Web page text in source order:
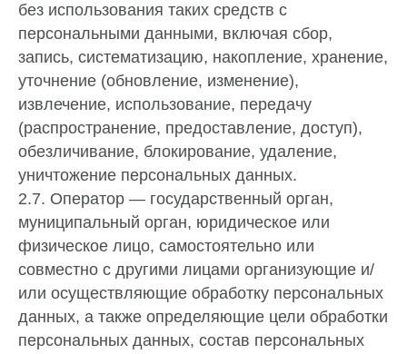
без использования таких средств с
персональными данными, включая сбор,
запись, систематизацию, накопление, хранение,
уточнение (обновление, изменение),
извлечение, использование, передачу
(распространение, предоставление, доступ),
обезличивание, блокирование, удаление,
уничтожение персональных данных.
2.7. Оператор — государственный орган,
муниципальный орган, юридическое или
физическое лицо, самостоятельно или
совместно с другими лицами организующие и/
или осуществляющие обработку персональных
данных, а также определяющие цели обработки
персональных данных, состав персональных